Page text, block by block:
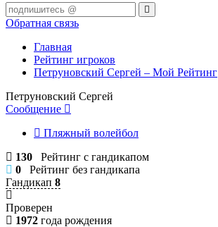
Обратная связь
Главная
Рейтинг игроков
Петруновский Сергей – Мой Рейтинг
Петруновский Сергей
Сообщение
Пляжный волейбол
130 Рейтинг с гандикапом
0 Рейтинг без гандикапа
Гандикап 8
Проверен
1972 года рождения